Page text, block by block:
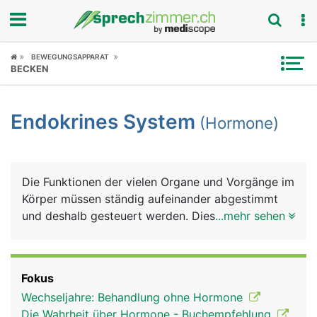
Fokus
Symptome
News
Rubriken
BEWEGUNGSAPPARAT
BECKEN
Endokrines System (Hormone)
Die Funktionen der vielen Organe und Vorgänge im
Körper müssen ständig aufeinander abgestimmt
und deshalb gesteuert werden. Diese Steuerungen,
reichen, übernehmen weit über 30 verschiedene
Hormone (chemische Botenstoffe), die von
...mehr sehen
Fokus
Wechseljahre: Behandlung ohne Hormone
Die Wahrheit über Hormone - Buchempfehlung